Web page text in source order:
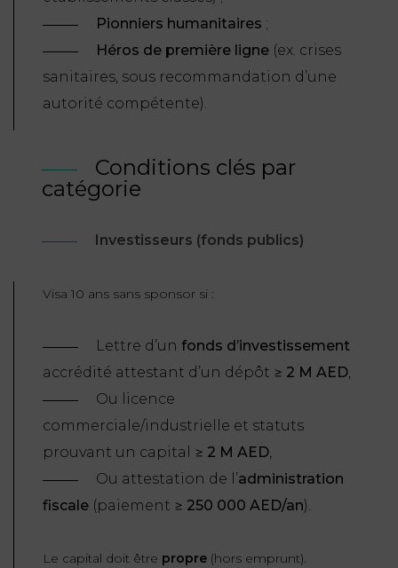
DROIT
DES
ÉTRANGERS
ET
DROIT
L’URBANISME
Pionniers humanitaires ;
Héros de première ligne (ex. crises
sanitaires, sous recommandation d’une
autorité compétente).
Conditions clés par
catégorie
Investisseurs (fonds publics)
Visa 10 ans sans sponsor si :
Lettre d’un fonds d’investissement
accrédité attestant d’un dépôt ≥ 2 M AED,
Ou licence
commerciale/industrielle et statuts
prouvant un capital ≥ 2 M AED,
Ou attestation de l’administration
fiscale (paiement ≥ 250 000 AED/an).
Le capital doit être propre (hors emprunt).